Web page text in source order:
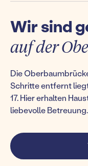
Wir sind
auf der
Die
Schritte entfernt
17. Hier erhalten
liebevolle Betreuung.